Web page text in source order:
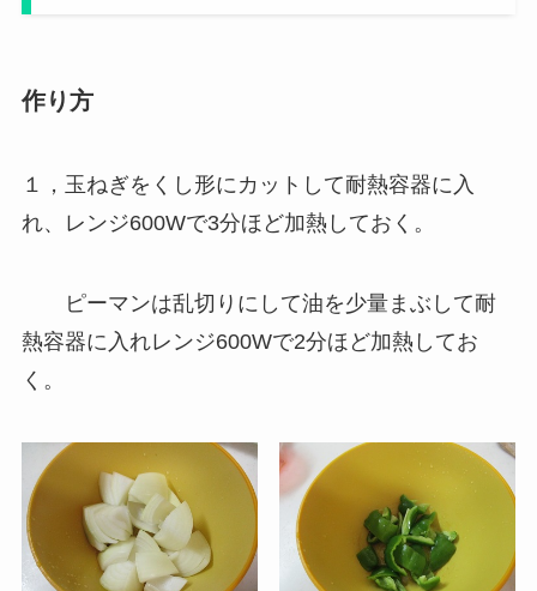
作り方
１，玉ねぎをくし形にカットして耐熱容器に入
れ、レンジ600Wで3分ほど加熱しておく。
ピーマンは乱切りにして油を少量まぶして耐
熱容器に入れレンジ600Wで2分ほど加熱してお
く。